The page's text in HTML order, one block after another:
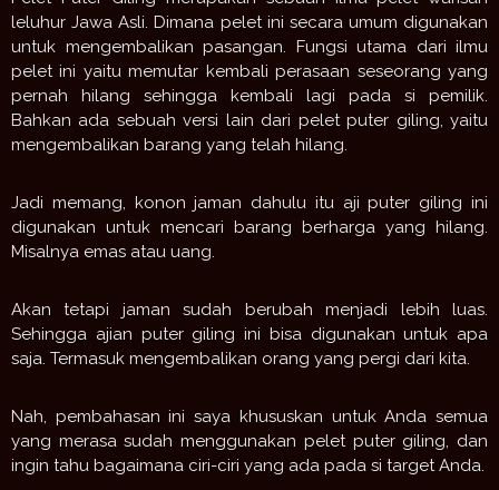
leluhur Jawa Asli. Dimana pelet ini secara umum digunakan
untuk mengembalikan pasangan. Fungsi utama dari ilmu
pelet ini yaitu memutar kembali perasaan seseorang yang
pernah hilang sehingga kembali lagi pada si pemilik.
Bahkan ada sebuah versi lain dari pelet puter giling, yaitu
mengembalikan barang yang telah hilang.
Jadi memang, konon jaman dahulu itu aji puter giling ini
digunakan untuk mencari barang berharga yang hilang.
Misalnya emas atau uang.
Akan tetapi jaman sudah berubah menjadi lebih luas.
Sehingga ajian puter giling ini bisa digunakan untuk apa
saja. Termasuk mengembalikan orang yang pergi dari kita.
Nah, pembahasan ini saya khususkan untuk Anda semua
yang merasa sudah menggunakan pelet puter giling, dan
ingin tahu bagaimana ciri-ciri yang ada pada si target Anda.